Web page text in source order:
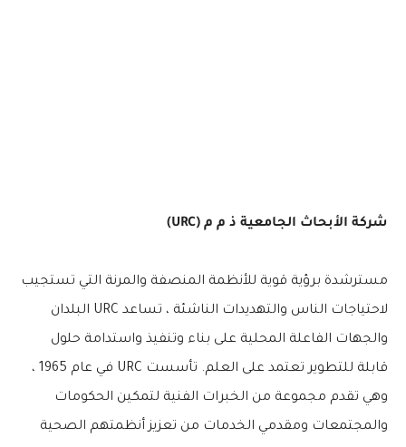
شركة الأبحاث الجامعية ذ م م (URC)
مسترشدة برؤية قوية للأنظمة المنصفة والمرنة التي تستجيب
لاحتياجات الناس والتهديدات الناشئة ، تساعد URC البلدان
والجهات الفاعلة المحلية على بناء وتنفيذ واستدامة حلول
قابلة للتطوير تعتمد على العلم. تأسست URC في عام 1965 ،
وهي تقدم مجموعة من الخبرات الفنية لتمكين الحكومات
والمجتمعات ومقدمي الخدمات من تعزيز أنظمتهم الصحية